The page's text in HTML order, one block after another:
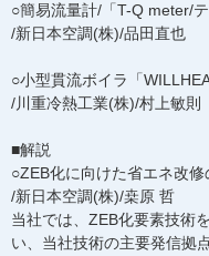
○簡易流量計/「T-Q meter/
/新日本空調(株)/品田直也
○小型貫流ボイラ「
/川重冷熱工業(株)/村上敏則
■解説
○ZEB化に向けた省エネ改修
/新日本空調(株)/桒原 哲
当社では、ZEB化要素技術
い、当社技術の主要発信拠